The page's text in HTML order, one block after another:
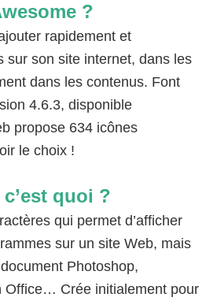
?
rapidement et
sur son site internet, dans les
dans les contenus. Font
4.6.3, disponible
propose 634 icônes
le choix !
quoi ?
qui permet d’afficher
sur un site Web, mais
Photoshop,
Office… Crée initialement pour